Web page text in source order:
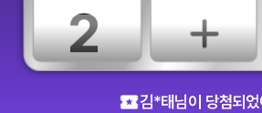
2
최*수님이 당첨되
김*태님이 당첨되